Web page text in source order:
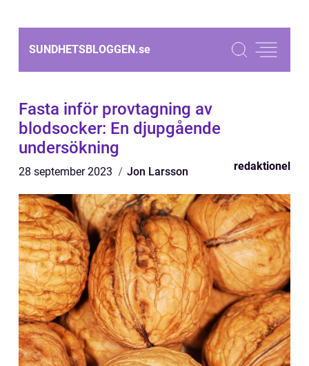
SUNDHETSBLOGGEN.se
Fasta inför provtagning av
blodsocker: En djupgående
undersökning
28 september 2023 Jon Larsson redaktionel